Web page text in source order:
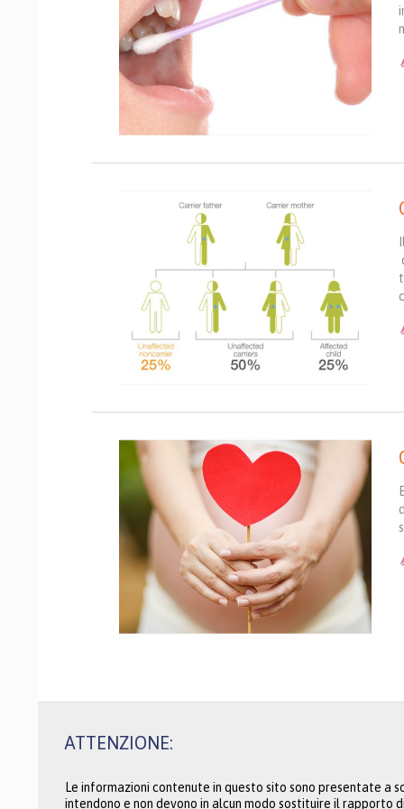
ATTENZIONE:
Le informazioni contenute in questo sito sono presentate a
intendono e non devono in alcun modo sostituire il